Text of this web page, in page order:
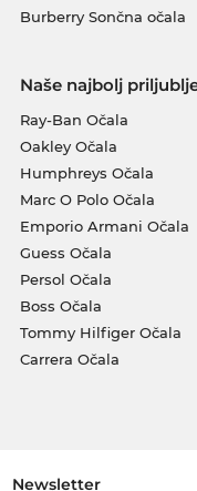
Burberry Sončna očala
Naše najbolj
Ray-Ban Očala
Oakley Očala
Humphreys Očala
Marc O Polo Očala
Emporio Armani Očala
Guess Očala
Persol Očala
Boss Očala
Tommy Hilfiger Očala
Carrera Očala
Newsletter